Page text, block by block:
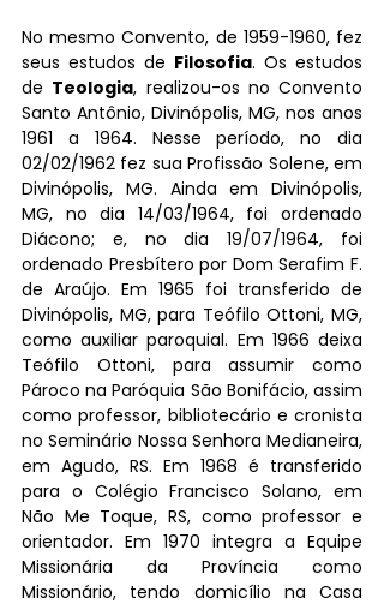
No mesmo Convento, de 1959-1960, fez
seus estudos de Filosofia. Os estudos
de Teologia, realizou-os no Convento
Santo Antônio, Divinópolis, MG, nos anos
1961 a 1964. Nesse período, no dia
02/02/1962 fez sua Profissão Solene, em
Divinópolis, MG. Ainda em Divinópolis,
MG, no dia 14/03/1964, foi ordenado
Diácono; e, no dia 19/07/1964, foi
ordenado Presbítero por Dom Serafim F.
de Araújo. Em 1965 foi transferido de
Divinópolis, MG, para Teófilo Ottoni, MG,
como auxiliar paroquial. Em 1966 deixa
Teófilo Ottoni, para assumir como
Pároco na Paróquia São Bonifácio, assim
como professor, bibliotecário e cronista
no Seminário Nossa Senhora Medianeira,
em Agudo, RS. Em 1968 é transferido
para o Colégio Francisco Solano, em
Não Me Toque, RS, como professor e
orientador. Em 1970 integra a Equipe
Missionária da Província como
Missionário, tendo domicílio na Casa